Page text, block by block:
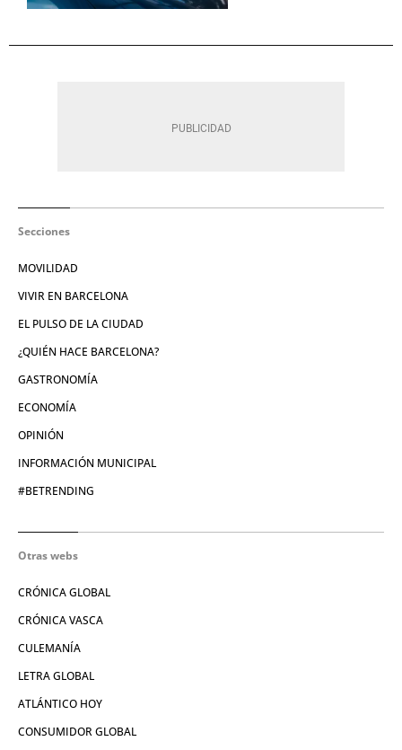
Secciones
MOVILIDAD
VIVIR EN BARCELONA
EL PULSO DE LA CIUDAD
¿QUIÉN HACE BARCELONA?
GASTRONOMÍA
ECONOMÍA
OPINIÓN
INFORMACIÓN MUNICIPAL
#BETRENDING
Otras webs
CRÓNICA GLOBAL
CRÓNICA VASCA
CULEMANÍA
LETRA GLOBAL
ATLÁNTICO HOY
CONSUMIDOR GLOBAL